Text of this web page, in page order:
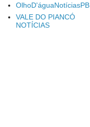
OlhoD'águaNotíciasPB
VALE DO PIANCÓ
NOTÍCIAS